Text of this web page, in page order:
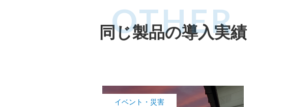
同じ製品の導入実績
OTHER
イベント・災害